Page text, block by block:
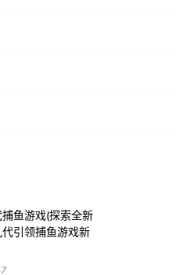
鱼游戏(探索全新
引领捕鱼游戏新